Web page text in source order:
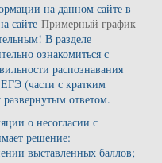
на данном сайте в
сайте Примерный график
В разделе
ознакомиться с
распознавания
(части с кратким
ответом.
о несогласии с
решение:
выставленных баллов;